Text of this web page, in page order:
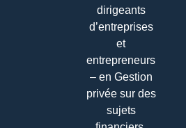
dirigeants
d’entreprises
et
entrepreneurs
– en Gestion
privée sur des
sujets